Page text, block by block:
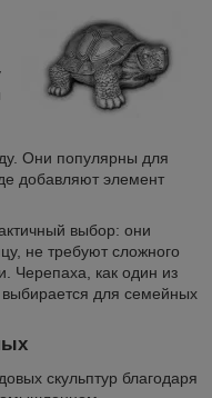
Они популярны для
добавляют элемент
выбор: они
не требуют сложного
Черепаха, как один из
для семейных
скульптур благодаря